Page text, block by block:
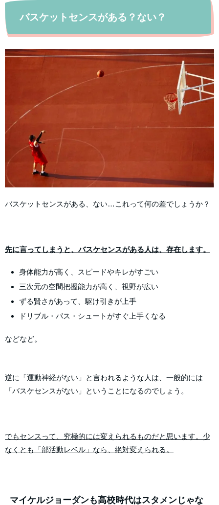
バスケットセンスがある？ない？
バスケットセンスがある、ない…これって何の差でしょうか？
先に言ってしまうと、バスケセンスがある人は、存在します。
身体能力が高く、スピードやキレがすごい
三次元の空間把握能力が高く、視野が広い
ずる賢さがあって、駆け引きが上手
ドリブル・パス・シュートがすぐ上手くなる
などなど。
逆に「運動神経がない」と言われるような人は、一般的には
「バスケセンスがない」ということになるのでしょう。
でもセンスって、究極的には変えられるものだと思います。少
なくとも「部活動レベル」なら、絶対変えられる。
マイケルジョーダンも高校時代はスタメンじゃな